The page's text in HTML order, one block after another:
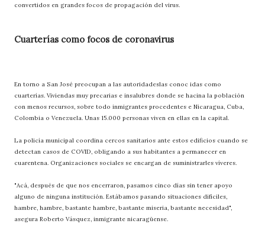
convertidos en grandes focos de propagación del virus.
Cuarterías como focos de coronavirus
En torno a San José preocupan a las autoridadeslas conoc idas como
cuarterías. Viviendas muy precarias e insalubres donde se hacina la población
con menos recursos, sobre todo inmigrantes procedentes e Nicaragua, Cuba,
Colombia o Venezuela. Unas 15.000 personas viven en ellas en la capital.
La policía municipal coordina cercos sanitarios ante estos edificios cuando se
detectan casos de COVID, obligando a sus habitantes a permanecer en
cuarentena. Organizaciones sociales se encargan de suministrarles víveres.
"Acá, después de que nos encerraron, pasamos cinco días sin tener apoyo
alguno de ninguna institución. Estábamos pasando situaciones difíciles,
hambre, hambre, bastante hambre, bastante miseria, bastante necesidad",
asegura Roberto Vásquez, inmigrante nicaragüense.